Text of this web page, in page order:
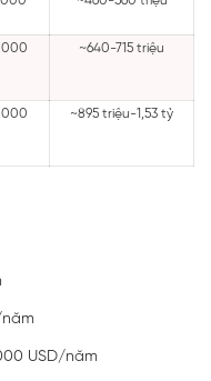
~640-715 triệu
~895 triệu-1,53 tỷ
USD/năm